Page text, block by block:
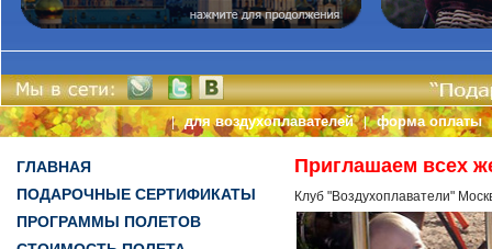
| для воздухоплавателей|форма оплаты
ГЛАВНАЯ
ПОДАРОЧНЫЕ СЕРТИФИКАТЫ
ПРОГРАММЫ ПОЛЕТОВ
Приглашаем всех
Клуб "Воздухоплаватели"